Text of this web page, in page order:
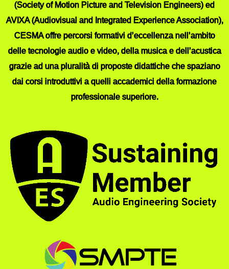
(Society of Motion Picture and Television Engineers) ed
AVIXA (Audiovisual and Integrated Experience Association),
CESMA offre percorsi formativi d’eccellenza nell’ambito
delle tecnologie audio e video, della musica e dell’acustica
grazie ad una pluralità di proposte didattiche che spaziano
dai corsi introduttivi a quelli accademici della formazione
professionale superiore.